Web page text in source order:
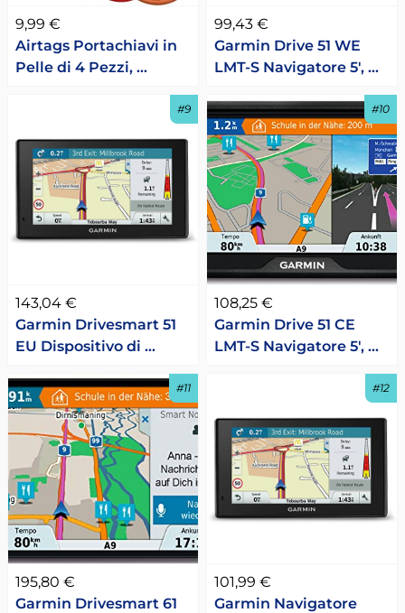
9,99 €
Airtags Portachiavi in
Pelle di 4 Pezzi, …
99,43 €
Garmin Drive 51 WE
LMT-S Navigatore 5', …
#9
143,04 €
Garmin Drivesmart 51
EU Dispositivo di …
#10
108,25 €
Garmin Drive 51 CE
LMT-S Navigatore 5', …
#11
195,80 €
Garmin Drivesmart 61
#12
101,99 €
Garmin Navigatore